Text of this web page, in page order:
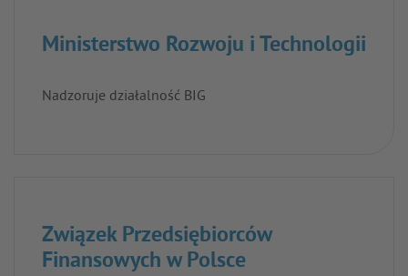
Ministerstwo Rozwoju i Technologii
Nadzoruje działalność BIG
Związek Przedsiębiorców
Finansowych w Polsce